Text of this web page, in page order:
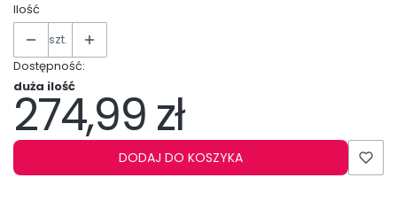
Ilość
szt.
Dostępność:
duża ilość
Cena
274,99 zł
DODAJ DO KOSZYKA